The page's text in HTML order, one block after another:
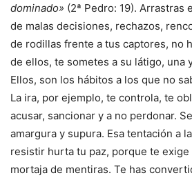
dominado» (2ª Pedro: 19). Arrastras
de malas decisiones, rechazos,
de rodillas frente a tus captores, no
de ellos, te sometes a su látigo, una
Ellos, son los hábitos a los que no
La ira, por ejemplo, te controla, te
acusar, sancionar y a no perdonar.
amargura y supura. Esa tentación a
resistir hurta tu paz, porque te
mortaja de mentiras. Te has